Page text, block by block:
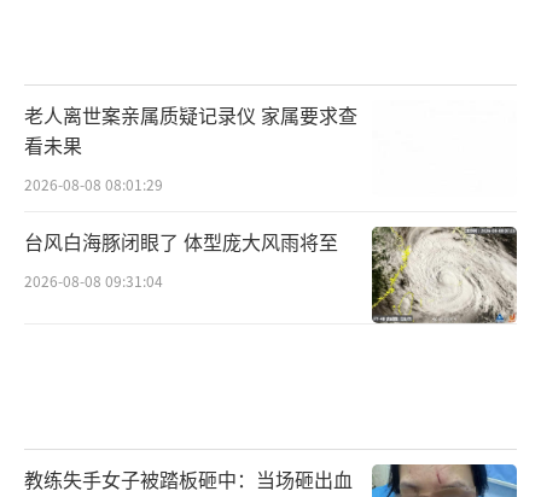
老人离世案亲属质疑记录仪 家属要求查
看未果
2026-08-08 08:01:29
台风白海豚闭眼了 体型庞大风雨将至
2026-08-08 09:31:04
教练失手女子被踏板砸中：当场砸出血